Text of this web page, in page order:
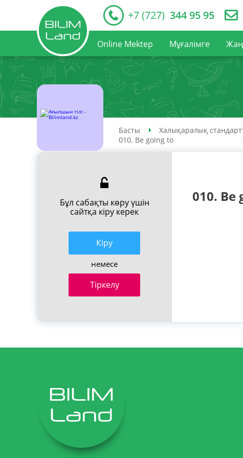
+7 (727) 344 95 95
Online Mektep Мұғалімге
Басты Халықаралық
010. Be going to
Бұл сабақты көру үшін
сайтқа кіру керек
Кiру
немесе
Тіркелу
010. Be